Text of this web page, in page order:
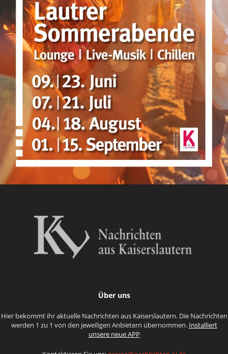
Über uns
Hier bekommt ihr aktuelle Nachrichten aus Kaiserslautern. Die Nachrichten
werden 1 zu 1 von den jeweiligen Anbietern übernommen. Installiert
unsere neue APP